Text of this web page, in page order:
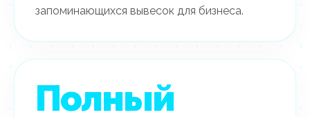
запоминающихся вывесок для бизнеса.
Полный